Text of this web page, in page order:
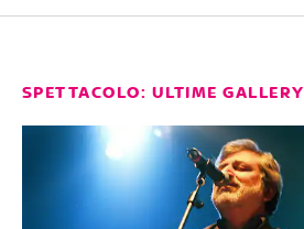
SPETTACOLO: ULTIME GALLERY